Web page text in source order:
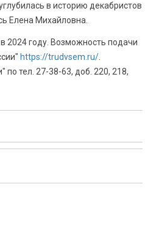
в историю декабристов
Елена Михайловна.
2024 году. Возможность подачи
https://trudvsem.ru/
тел. 27-38-63, доб. 220, 218,